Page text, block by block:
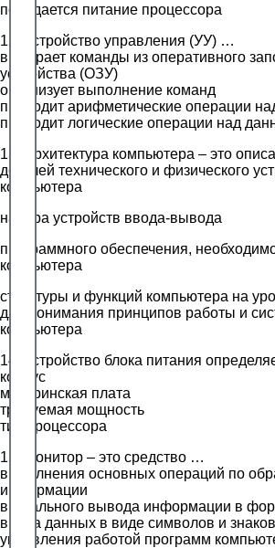
передается питание процессора
12. Устройство управления (УУ) …
выбирает команды из оперативного
устройства (ОЗУ)
организует выполнение команд
проводит арифметические операции
проводит логические операции над
13. Архитектура компьютера – это
деталей технического и физического
компьютера
набора устройств ввода-вывода
программного обеспечения,
компьютера
структуры и функций компьютера на
для понимания принципов работы и
компьютера
14. Устройство блока питания
корпус
материнская плата
требуемая мощность
тип процессора
15. Монитор – это средство …
выполнения основных операций по
информации
визуального вывода информации в
ввода данных в виде символов и знаков
управления работой программ